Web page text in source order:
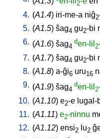
2
4. (A1.4) iri-me-a niĝ2
5. (A1.5) šag4 gu2-bi
6. (A1.6) šag4
den-lil 2
7. (A1.7) šag4 gu2-bi
8. (A1.8) a-ĝi6 uru16
9. (A1.9) šag4
den-lil 2
10. (A1.10) e2-e lugal-
11. (A1.11) e2-ninnu
12. (A1.12) ensi2 lu2